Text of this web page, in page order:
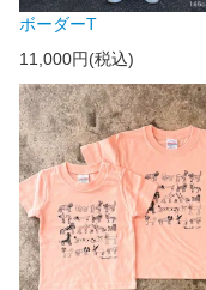
ボーダーT
11,000円(税込)